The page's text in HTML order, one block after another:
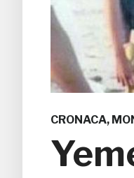
CRONACA,